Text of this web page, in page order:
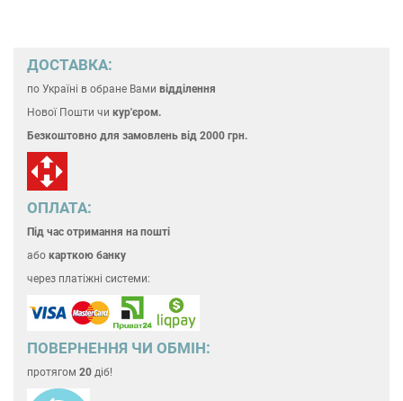
ДОСТАВКА:
по Україні в обране Вами відділення
Нової Пошти чи кур'єром.
Безкоштовно для замовлень від 2000 грн.
ОПЛАТА:
Під час отримання на пошті
або карткою банку
через платіжні системи:
ПОВЕРНЕННЯ ЧИ ОБМІН:
протягом 20 діб!